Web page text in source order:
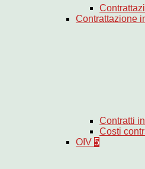
Contrattazione
Contratti
Costi
OIV 5